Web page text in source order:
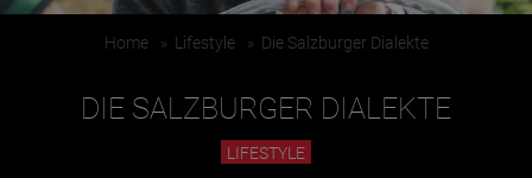
Home » Lifestyle » Die Salzburger Dialekte
DIE SALZBURGER DIALEKTE
LIFESTYLE